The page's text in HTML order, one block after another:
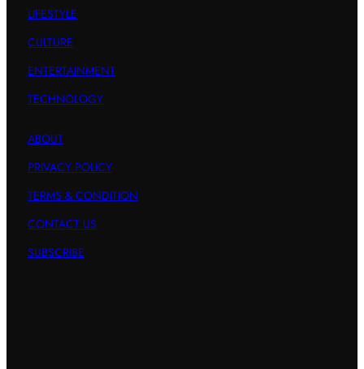
LIFESTYLE
CULTURE
ENTERTAINMENT
TECHNOLOGY
ABOUT
PRIVACY POLICY
TERMS & CONDITION
CONTACT US
SUBSCRIBE